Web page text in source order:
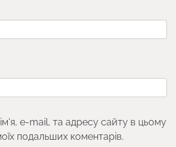
e-mail, та адресу сайту в цьому
подальших коментарів.